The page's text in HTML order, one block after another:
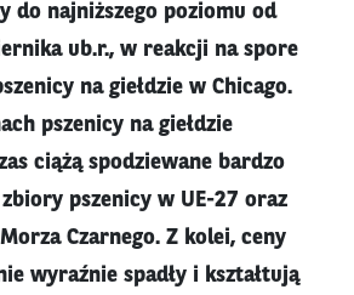
do najniższego poziomu od
ub.r., w reakcji na spore
na giełdzie w Chicago.
pszenicy na giełdzie
ciążą spodziewane bardzo
pszenicy w UE-27 oraz
Czarnego. Z kolei, ceny
wyraźnie spadły i kształtują